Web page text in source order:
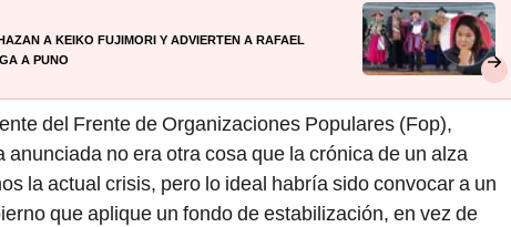
a Keiko Fujimori y advierten a Rafael
a Puno
del Frente de Organizaciones Populares (Fop),
anunciada no era otra cosa que la crónica de un alza
la actual crisis, pero lo ideal habría sido convocar a un
que aplique un fondo de estabilización, en vez de